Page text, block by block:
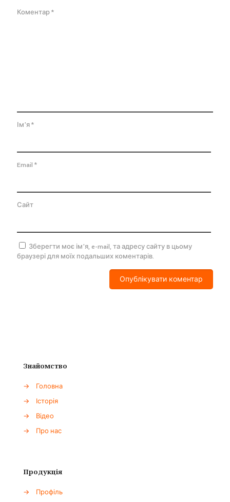
Коментар*
Ім'я*
Email *
Сайт
Зберегти моє ім'я, e-mail, та адресу сайту в цьому
браузері для моїх подальших коментарів.
Знайомство
→
Головна
→
Історія
→
Відео
→
Про нас
Продукція
→
Профіль